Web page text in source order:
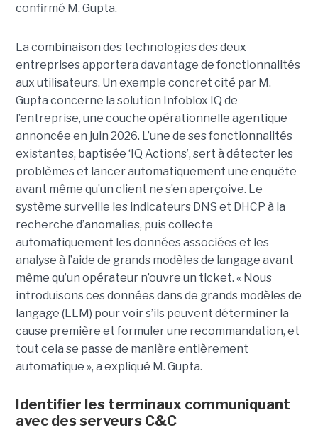
confirmé M. Gupta.
La combinaison des technologies des deux
entreprises apportera davantage de fonctionnalités
aux utilisateurs. Un exemple concret cité par M.
Gupta concerne la solution Infoblox IQ de
l’entreprise, une couche opérationnelle agentique
annoncée en juin 2026. L’une de ses fonctionnalités
existantes, baptisée ‘IQ Actions’, sert à détecter les
problèmes et lancer automatiquement une enquête
avant même qu’un client ne s’en aperçoive. Le
système surveille les indicateurs DNS et DHCP à la
recherche d’anomalies, puis collecte
automatiquement les données associées et les
analyse à l’aide de grands modèles de langage avant
même qu’un opérateur n’ouvre un ticket. « Nous
introduisons ces données dans de grands modèles de
langage (LLM) pour voir s’ils peuvent déterminer la
cause première et formuler une recommandation, et
tout cela se passe de manière entièrement
automatique », a expliqué M. Gupta.
Identifier les terminaux communiquant
avec des serveurs C&C